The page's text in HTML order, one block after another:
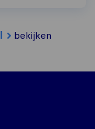
bekijken